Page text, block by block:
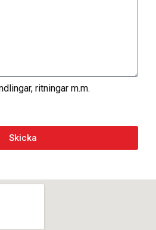
ritningar m.m.
Skicka